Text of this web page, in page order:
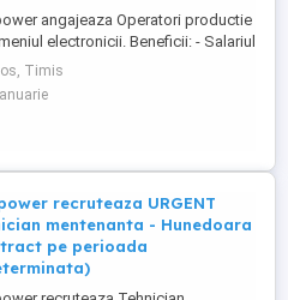
angajeaza Operatori productie
electronicii. Beneficii: - Salariul
lei brut; - Tichete de masa de 35 de
- Mediu de lucru modern
- Oportunitati de dezvoltare
...
Timis
recruteaza URGENT
mentenanta - Hunedoara
pe perioada